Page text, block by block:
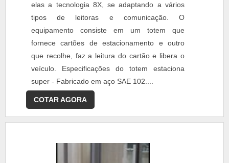
elas a tecnologia 8X, se adaptando a vários
tipos de leitoras e comunicação. O
equipamento consiste em um totem que
fornece cartões de estacionamento e outro
que recolhe, faz a leitura do cartão e libera o
veículo. Especificações do totem estaciona
super - Fabricado em aço SAE 102....
COTAR AGORA